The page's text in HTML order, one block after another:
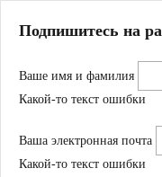
Магазин
Журнал
Школа
Устав
Подпишитесь на
Ваше имя и фамилия
Какой-то текст ошибки
Ваша электронная почта
Какой-то текст ошибки